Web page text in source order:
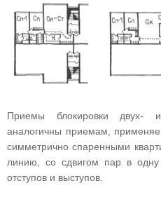
Приемы блокировки двух- и
аналогичны приемам,
симметрично спаренными
линию, со сдвигом пар в
отступов и выступов.